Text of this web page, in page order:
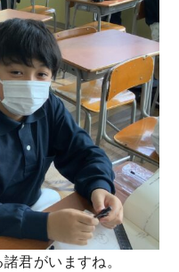
君がいますね。